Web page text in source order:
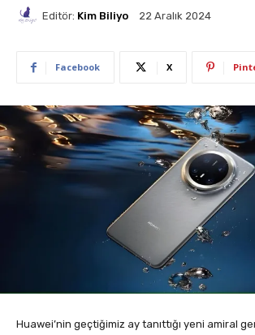
Editör: Kim Biliyo 22 Aralık 2024
Facebook X
Huawei’nin geçtiğimiz ay tanıttığı yeni amiral